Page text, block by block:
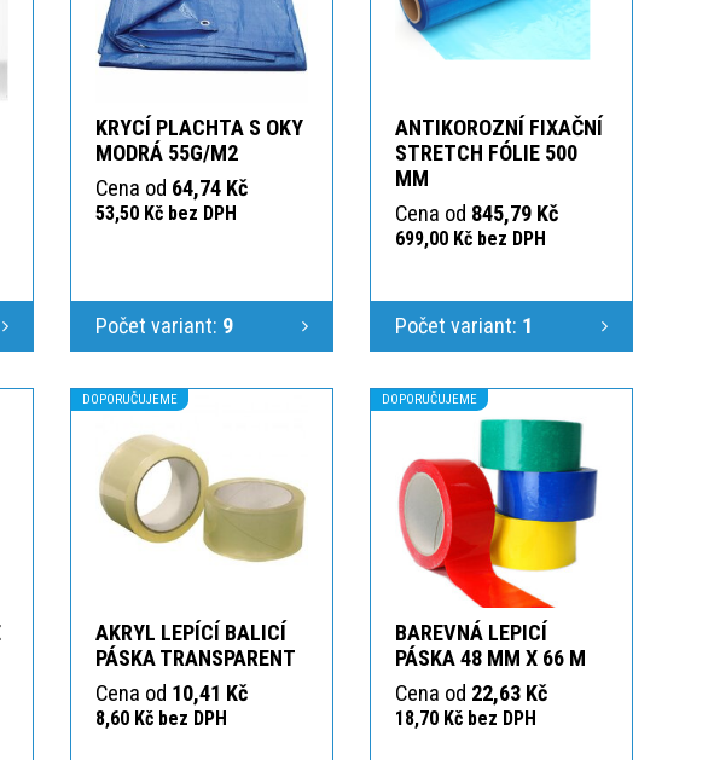
KRYCÍ PLACHTA S OKY
MODRÁ 55G/M2
Cena od 64,74 Kč
53,50 Kč bez DPH
Počet variant: 9
ANTIKOROZNÍ FIXAČNÍ
STRETCH FÓLIE 500
MM
Cena od 845,79 Kč
699,00 Kč bez DPH
Počet variant: 1
DOPORUČUJEME
AKRYL LEPÍCÍ BALICÍ
PÁSKA TRANSPARENT
Cena od 10,41 Kč
8,60 Kč bez DPH
DOPORUČUJEME
BAREVNÁ LEPICÍ
PÁSKA 48 MM X 66 M
Cena od 22,63 Kč
18,70 Kč bez DPH